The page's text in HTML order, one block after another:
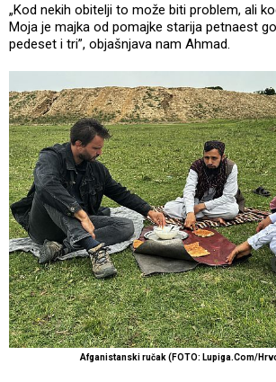
„Kod nekih obitelji to može biti problem, ali
Moja je majka od pomajke starija petnaest
pedeset i tri”, objašnjava nam Ahmad.
Afganistanski ručak (FOTO: Lupiga.Com/